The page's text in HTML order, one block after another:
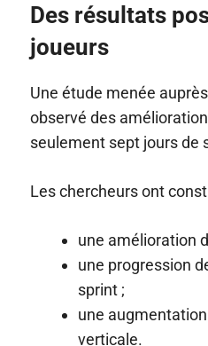
Des résultats
joueurs
Une étude menée
observé des
seulement sept jours de
Les chercheurs ont
une amélioration
une progression
sprint ;
une
verticale.